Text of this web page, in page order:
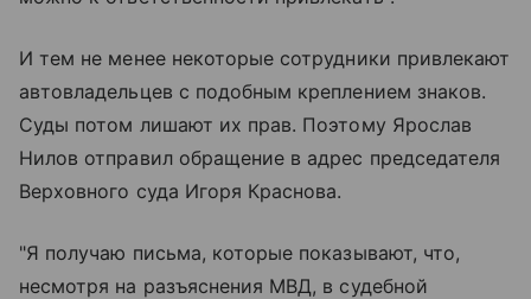
И тем не менее некоторые сотрудники привлекают
автовладельцев с подобным креплением знаков.
Суды потом лишают их прав. Поэтому Ярослав
Нилов отправил обращение в адрес председателя
Верховного суда Игоря Краснова.
"Я получаю письма, которые показывают, что,
несмотря на разъяснения МВД, в судебной